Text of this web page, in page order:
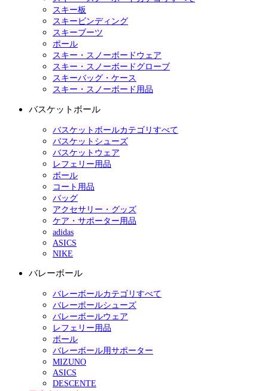
スキー板
スキービンディング
スキーブーツ
ポール
スキー・スノーボードウェア
スキー・スノーボードグローブ
スキーバッグ・ケース
スキー・スノーボード用品
バスケットボール
バスケットボールカテゴリすべて
バスケットシューズ
バスケットウェア
レフェリー用品
ボール
コート用品
バッグ
アクセサリー・グッズ
ケア・サポーター用品
adidas
ASICS
NIKE
バレーボール
バレーボールカテゴリすべて
バレーボールシューズ
バレーボールウェア
レフェリー用品
ボール
バレーボール用サポーター
MIZUNO
ASICS
DESCENTE